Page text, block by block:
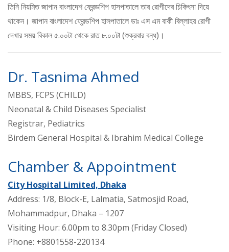
তিনি নিয়মিত জাপান বাংলাদেশ ফ্রেন্ডশিপ হাসপাতালে তার রোগীদের চিকিৎসা দিয়ে
থাকেন। জাপান বাংলাদেশ ফ্রেন্ডশিপ হাসপাতালে ডাঃ এস এম বাকী বিল্লাহর রোগী
দেখার সময় বিকাল ৫.০০টা থেকে রাত ৮.০০টা (শুক্রবার বন্ধ)।
Dr. Tasnima Ahmed
MBBS, FCPS (CHILD)
Neonatal & Child Diseases Specialist
Registrar, Pediatrics
Birdem General Hospital & Ibrahim Medical College
Chamber & Appointment
City Hospital Limited, Dhaka
Address: 1/8, Block-E, Lalmatia, Satmosjid Road,
Mohammadpur, Dhaka – 1207
Visiting Hour: 6.00pm to 8.30pm (Friday Closed)
Phone: +8801558-220134